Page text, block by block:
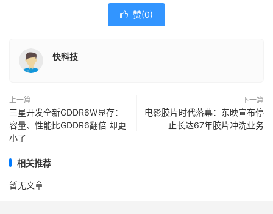
 赞(0)
快科技
上一篇
三星开发全新GDDR6W显存：
容量、性能比GDDR6翻倍 却更
小了
下一篇
电影胶片时代落幕：东映宣布停
止长达67年胶片冲洗业务
相关推荐
暂无文章